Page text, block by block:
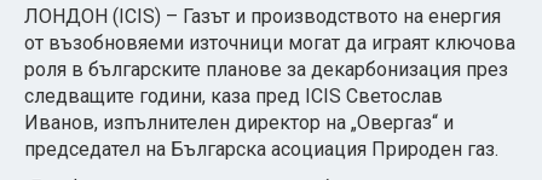
ЛОНДОН (ICIS) – Газът и производството на енергия
от възобновяеми източници могат да играят ключова
роля в българските планове за декарбонизация през
следващите години, каза пред ICIS Светослав
Иванов, изпълнителен директор на „Овергаз“ и
председател на Българска асоциация Природен газ.